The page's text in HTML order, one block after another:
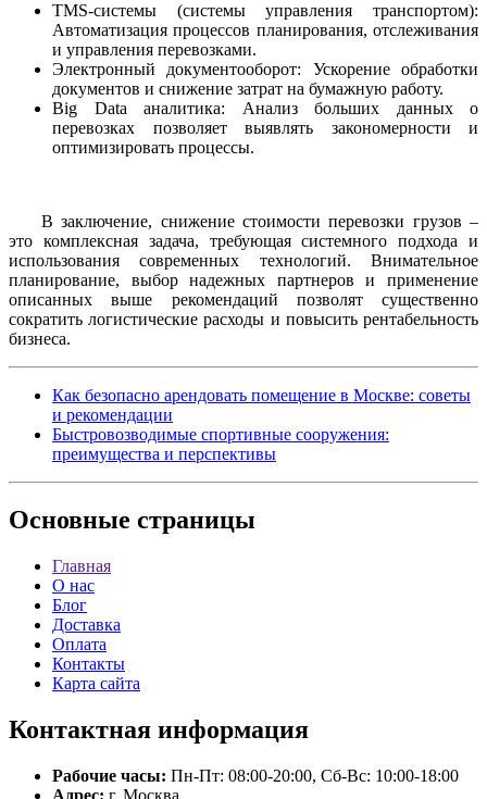
TMS-системы (системы управления транспортом):
Автоматизация процессов планирования, отслеживания
и управления перевозками.
Электронный документооборот: Ускорение обработки
документов и снижение затрат на бумажную работу.
Big Data аналитика: Анализ больших данных о
перевозках позволяет выявлять закономерности и
оптимизировать процессы.
В заключение, снижение стоимости перевозки грузов –
это комплексная задача, требующая системного подхода и
использования современных технологий. Внимательное
планирование, выбор надежных партнеров и применение
описанных выше рекомендаций позволят существенно
сократить логистические расходы и повысить рентабельность
бизнеса.
Как безопасно арендовать помещение в Москве: советы
и рекомендации
Быстровозводимые спортивные сооружения:
преимущества и перспективы
Основные страницы
Главная
О нас
Блог
Доставка
Оплата
Контакты
Карта сайта
Контактная информация
Рабочие часы: Пн-Пт: 08:00-20:00, Сб-Вс: 10:00-18:00
Адрес: г. Москва